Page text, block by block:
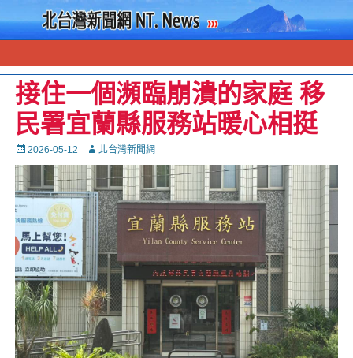
接住一個瀕臨崩潰的家庭 移
民署宜蘭縣服務站暖心相挺
Posted
on
2026-05-12 Autor北台灣新聞網